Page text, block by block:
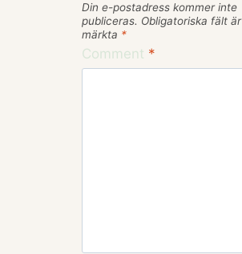
Din e-postadress kommer inte
publiceras. Obligatoriska fält är
märkta *
Comment *